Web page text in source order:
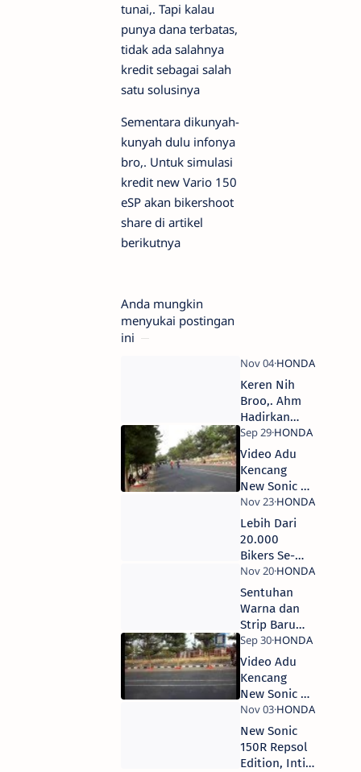
tunai,. Tapi kalau
punya dana terbatas,
tidak ada salahnya
kredit sebagai salah
satu solusinya
Sementara dikunyah-
kunyah dulu infonya
bro,. Untuk simulasi
kredit new Vario 150
eSP akan bikershoot
share di artikel
berikutnya
Anda mungkin
menyukai postingan
ini
Keren Nih
Broo,. Ahm
Hadirkan
Warna Baru
Scoopy eSP
Video Adu
Kencang
New Sonic vs
Jupiter MX
Part 1 -
Jupiter MX
Menang Tipis
Gan!
Lebih Dari
20.000
Bikers Se-
Indonesia
Meriahkan
Honda Bikers
Day 2015
Sentuhan
Warna dan
Strip Baru
Raja Bebek
Honda
Video Adu
Kencang
New Sonic vs
Jupiter MX
Part 2 -
Giliran New
Sonic
New Sonic
150R Repsol
Edition, Intip